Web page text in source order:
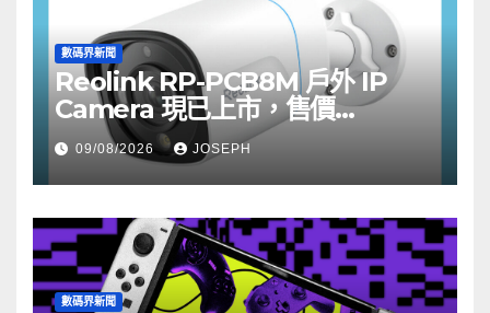
數碼界新聞
Reolink RP-PCB8M 戶外 IP
Camera 現已上市，售價
HK$722
09/08/2026 JOSEPH
數碼界新聞